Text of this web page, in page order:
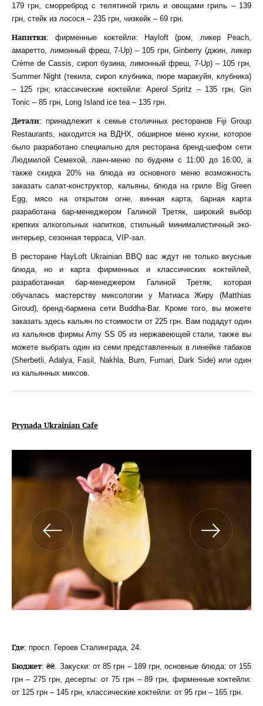
179 грн, сморреброд с телятиной гриль и овощами гриль – 139
грн, стейк из лосося – 235 грн, чизкейк – 69 грн.
Напитки: фирменные коктейли: Hayloft (ром, ликер Peach,
амаретто, лимонный фреш, 7-Up) – 105 грн, Ginberry (джин, ликер
Crème de Cassis, сироп бузина, лимонный фреш, 7-Up) – 105 грн,
Summer Night (текила, сироп клубника, пюре маракуйя, клубника)
– 125 грн; классические коктейли: Aperol Spritz – 135 грн, Gin
Toniс – 85 грн, Long Island ice tea – 135 грн.
Детали: принадлежит к семье столичных ресторанов Fiji Group
Restaurants, находится на ВДНХ, обширное меню кухни, которое
было разработано специально для ресторана бренд-шефом сети
Людмилой Семехой, ланч-меню по будням с 11:00 до 16:00, а
также скидка 20% на блюда из основного меню возможность
заказать салат-конструктор, кальяны, блюда на гриле Big Green
Egg, мясо на открытом огне, винная карта, барная карта
разработана бар-менеджером Галиной Третяк, широкий выбор
крепких алкогольных напитков, стильный минималистичный эко-
интерьер, сезонная терраса, VIP-зал.
В ресторане HayLoft Ukrainian BBQ вас ждут не только вкусные
блюда, но и карта фирменных и классических коктейлей,
разработанная бар-менеджером Галиной Третяк, которая
обучалась мастерству миксологии у Матиаса Жиру (Matthias
Giroud), бренд-бармена сети Buddha-Bar. Кроме того, вы можете
заказать здесь кальян по стоимости от 225 грн. Вам подадут один
из кальянов фирмы Amy SS 05 из нержавеющей стали, также вы
можете выбрать один из семи представленных в линейке табаков
(Sherbetli, Adalya, Fasil, Nakhla, Burn, Fumari, Dark Side) или один
из кальянных миксов.
Prynada Ukrainian Cafe
Где: просп. Героев Сталинграда, 24.
Бюджет: ₴₴. Закуски: от 85 грн – 189 грн, основные блюда: от 155
грн – 275 грн, десерты: от 75 грн – 89 грн, фирменные коктейли:
от 125 грн – 145 грн, классические коктейли: от 95 грн – 165 грн.